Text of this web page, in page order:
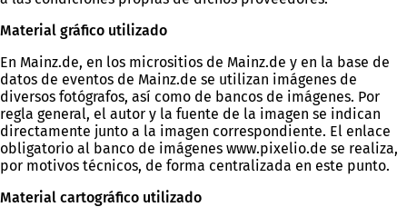
Material gráfico utilizado
En Mainz.de, en los micrositios de Mainz.de y en la base de
datos de eventos de Mainz.de se utilizan imágenes de
diversos fotógrafos, así como de bancos de imágenes. Por
regla general, el autor y la fuente de la imagen se indican
directamente junto a la imagen correspondiente. El enlace
obligatorio al banco de imágenes www.pixelio.de se realiza,
por motivos técnicos, de forma centralizada en este punto.
Material cartográfico utilizado